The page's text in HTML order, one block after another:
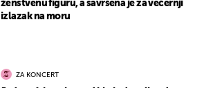
ženstvenu figuru, a savršena je za večernji
izlazak na moru
ZA KONCERT